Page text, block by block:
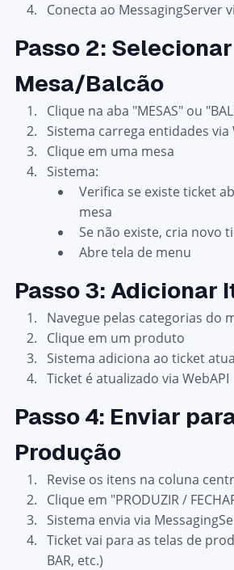
Conecta ao MessagingServer
Passo 2: Selecionar
Mesa/Balcão
Clique na aba "MESAS" ou
Sistema carrega entidades via
Clique em uma mesa
Sistema:
Verifica se existe ticket
mesa
Se não existe, cria novo
Abre tela de menu
Passo 3: Adicionar
Navegue pelas categorias do
Clique em um produto
Sistema adiciona ao ticket
Ticket é atualizado via WebAPI
Passo 4: Enviar
Produção
Revise os itens na coluna
Clique em "PRODUZIR /
Sistema envia via
Ticket vai para as telas de
BAR, etc.)